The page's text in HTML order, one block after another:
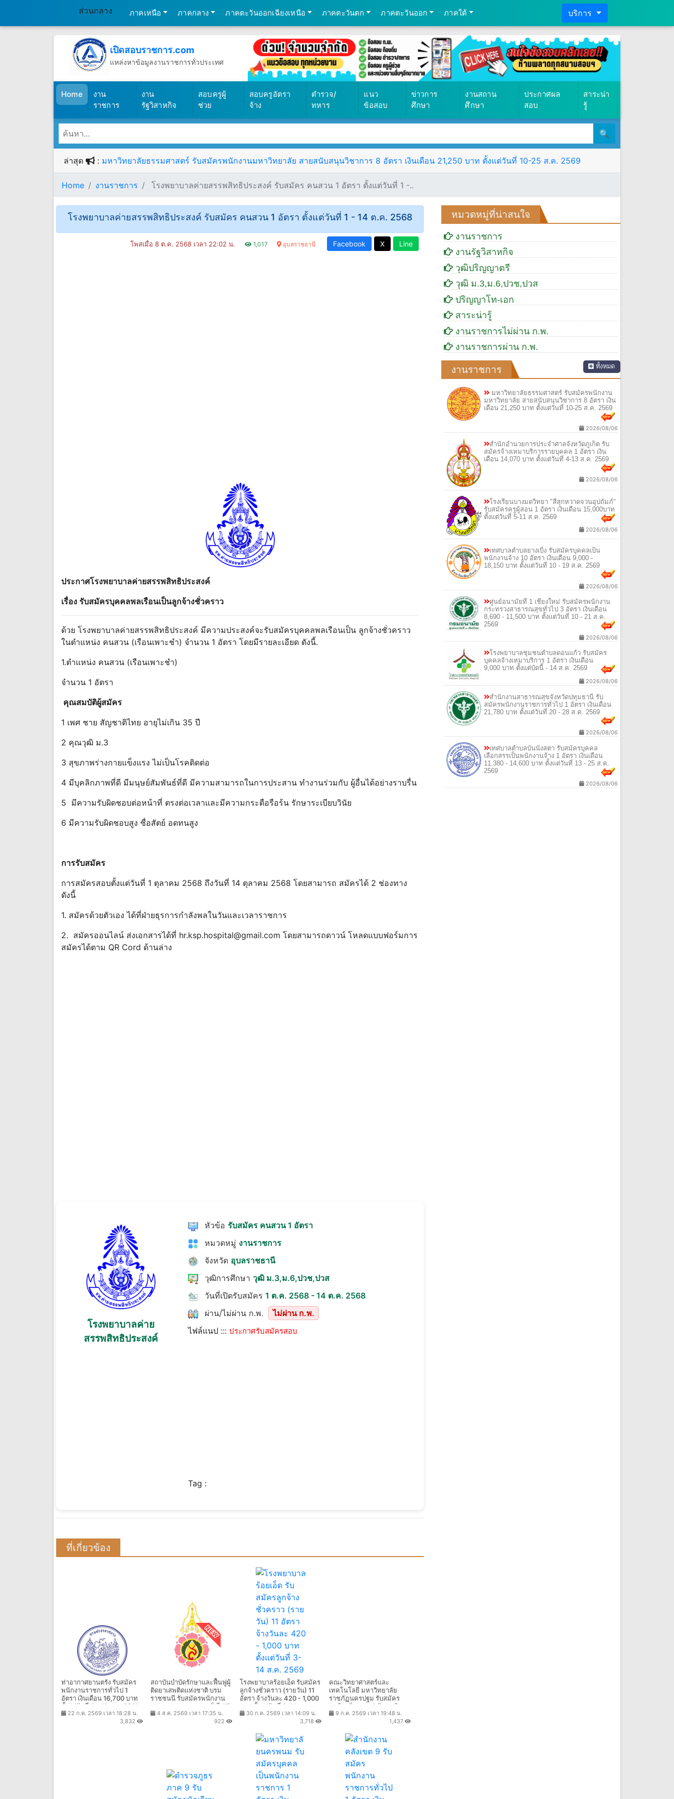
ส่วนกลาง ภาคเหนือ ภาคกลาง ภาคตะวันออกเฉียงเหนือ ภาคตะวันตก ภาคตะวันออก ภาคใต้ บริการ
เปิดสอบราชการ.com
แหล่งหาข้อมูลงานราชการทั่วประเทศ
Home(เปิดสอบราชการ)
งาน
ราชการ
งาน
รัฐวิสาหกิจ
สอบครูผู้
ช่วย
สอบครูอัตรา
จ้าง
ตำรวจ/
ทหาร
แนว
ข้อสอบ
ข่าวการ
ศึกษา
งานสถาน
ศึกษา
ประกาศผล
สอบ
สาระน่า
รู้
🔍
ล่าสุด : มหาวิทยาลัยธรรมศาสตร์ รับสมัครพนักงานมหาวิทยาลัย สายสนับสนุนวิชาการ 8 อัตรา เงินเดือน 21,250 บาท ตั้งแต่วันที่ 10-25 ส.ค. 2569
Home งานราชการ โรงพยาบาลค่ายสรรพสิทธิประสงค์ รับสมัคร คนสวน 1 อัตรา ตั้งแต่วันที่ 1 -..
โรงพยาบาลค่ายสรรพสิทธิประสงค์ รับสมัคร คนสวน 1 อัตรา ตั้งแต่วันที่ 1 - 14 ต.ค. 2568
โพสเมื่อ 8 ต.ค. 2568 เวลา 22:02 น. 1,017 อุบลราชธานี Facebook X Line
ประกาศโรงพยาบาลค่ายสรรพสิทธิประสงค์
เรื่อง รับสมัครบุคคลพลเรือนเป็นลูกจ้างชั่วคราว
ด้วย โรงพยาบาลค่ายสรรพสิทธิประสงค์ มีความประสงค์จะรับสมัครบุคคลพลเรือนเป็น ลูกจ้างชั่วคราว
ในตําแหน่ง คนสวน (เรือนเพาะชํา) จํานวน 1 อัตรา โดยมีรายละเอียด ดังนี้.
1.ตําแหน่ง คนสวน (เรือนเพาะชํา)
จํานวน 1 อัตรา
คุณสมบัติผู้สมัคร
1 เพศ ชาย สัญชาติไทย อายุไม่เกิน 35 ปี
2 คุณวุฒิ ม.3
3 สุขภาพร่างกายแข็งแรง ไม่เป็นโรคติดต่อ
4 มีบุคลิกภาพที่ดี มีมนุษย์สัมพันธ์ที่ดี มีความสามารถในการประสาน ทํางานร่วมกับ ผู้อื่นได้อย่างราบรื่น
5 มีความรับผิดชอบต่อหน้าที่ ตรงต่อเวลาและมีความกระตือรือร้น รักษาระเบียบวินัย
6 มีความรับผิดชอบสูง ซื่อสัตย์ อดทนสูง
การรับสมัคร
การสมัครสอบตั้งแต่วันที่ 1 ตุลาคม 2568 ถึงวันที่ 14 ตุลาคม 2568 โดยสามารถ สมัครได้ 2 ช่องทาง
ดังนี้
1. สมัครด้วยตัวเอง ได้ที่ฝ่ายธุรการกําลังพลในวันและเวลาราชการ
2. สมัครออนไลน์ ส่งเอกสารได้ที่ hr.ksp.hospital@gmail.com โดยสามารถดาวน์ โหลดแบบฟอร์มการ
สมัครได้ตาม QR Cord ด้านล่าง
โรงพยาบาลค่าย
สรรพสิทธิประสงค์
หัวข้อ รับสมัคร คนสวน 1 อัตรา
หมวดหมู่ งานราชการ
จังหวัด อุบลราชธานี
วุฒิการศึกษา วุฒิ ม.3,ม.6,ปวช,ปวส
วันที่เปิดรับสมัคร 1 ต.ค. 2568 - 14 ต.ค. 2568
ผ่าน/ไม่ผ่าน ก.พ.
ไม่ผ่าน ก.พ.
ไฟล์แนป ::: ประกาศรับสมัครสอบ
Tag :
ที่เกี่ยวข้อง
ท่าอากาศยานตรัง รับสมัคร
พนักงานราชการทั่วไป 1
อัตรา เงินเดือน 16,700 บาท
ตั้งแต่วันที่ 4 - 10 ส.ค. 2569
22 ก.ค. 2569 เวลา 18:28 น.
3,832
สถาบันบำบัดรักษาและฟื้นฟูผู้
ติดยาเสพติดแห่งชาติ บรม
ราชชนนี รับสมัครพนักงาน
กระทรวงสาธารณสุขทั่วไป 7
อัตรา เงินเดือน 8,690 -
18,000 บาท ตั้งแต่วันที่ 10-
4 ส.ค. 2569 เวลา 17:35 น.
922
โรงพยาบาลร้อยเอ็ด รับสมัคร
ลูกจ้างชั่วคราว (รายวัน) 11
อัตรา จ้างวันละ 420 - 1,000
บาท ตั้งแต่วันที่ 3-14 ส.ค.
256930 ก.ค. 2569 เวลา 14:09 น.
3,718
คณะวิทยาศาสตร์และ
เทคโนโลยี มหาวิทยาลัย
ราชภัฏนครปฐม รับสมัคร
ลูกจ้างชั่วคราว 1 อัตรา เงิน
เดือน 15,000 บาท ตั้งแต่วันที่
15 ก.ค. - 31 ส.ค. 2569
9 ก.ค. 2569 เวลา 19:48 น.
1,437
หมวดหมู่ที่น่าสนใจ
งานราชการ
งานรัฐวิสาหกิจ
วุฒิปริญญาตรี
วุฒิ ม.3,ม.6,ปวช,ปวส
ปริญญาโท-เอก
สาระน่ารู้
งานราชการไม่ผ่าน ก.พ.
งานราชการผ่าน ก.พ.
งานราชการ ทั้งหมด
มหาวิทยาลัยธรรมศาสตร์ รับสมัครพนักงาน
มหาวิทยาลัย สายสนับสนุนวิชาการ 8 อัตรา เงิน
เดือน 21,250 บาท ตั้งแต่วันที่ 10-25 ส.ค. 2569
2026/08/06
สำนักอำนวยการประจำศาลจังหวัดภูเก็ต รับ
สมัครจ้างเหมาบริการรายบุคคล 1 อัตรา เงิน
เดือน 14,070 บาท ตั้งแต่วันที่ 4-13 ส.ค. 2569
2026/08/06
โรงเรียนบางมดวิทยา "สีสุกหวาดจวนอุปถัมภ์"
รับสมัครครูผู้สอน 1 อัตรา เงินเดือน 15,000บาท
ตั้งแต่วันที่ 5-11 ส.ค. 2569
2026/08/06
เทศบาลตำบลยางเบิ้ง รับสมัครบุคคลเป็น
พนักงานจ้าง 10 อัตรา เงินเดือน 9,000 -
18,150 บาท ตั้งแต่วันที่ 10 - 19 ส.ค. 2569
2026/08/06
ศูนย์อนามัยที่ 1 เชียงใหม่ รับสมัครพนักงาน
กระทรวงสาธารณสุขทั่วไป 3 อัตรา เงินเดือน
8,690 - 11,500 บาท ตั้งแต่วันที่ 10 - 21 ส.ค.
2569
2026/08/06
โรงพยาบาลชุมชนตำบลดอนแก้ว รับสมัคร
บุคคลจ้างเหมาบริการ 1 อัตรา เงินเดือน
9,000 บาท ตั้งแต่บัดนี้ - 14 ส.ค. 2569
2026/08/06
สํานักงานสาธารณสุขจังหวัดปทุมธานี รับ
สมัครพนักงานราชการทั่วไป 1 อัตรา เงินเดือน
21,780 บาท ตั้งแต่วันที่ 20 - 28 ส.ค. 2569
2026/08/06
เทศบาลตําบลบันนังสตา รับสมัครบุคคล
เลือกสรรเป็นพนักงานจ้าง 1 อัตรา เงินเดือน
11,380 - 14,600 บาท ตั้งแต่วันที่ 13 - 25 ส.ค.
2569
2026/08/06